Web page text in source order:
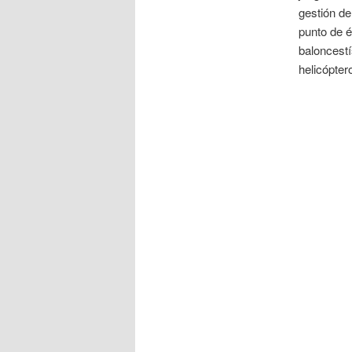
gestión
punto de